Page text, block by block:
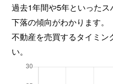
過去1年間や5年といったス
下落の傾向がわかります。
不動産を売買するタイミン
い。